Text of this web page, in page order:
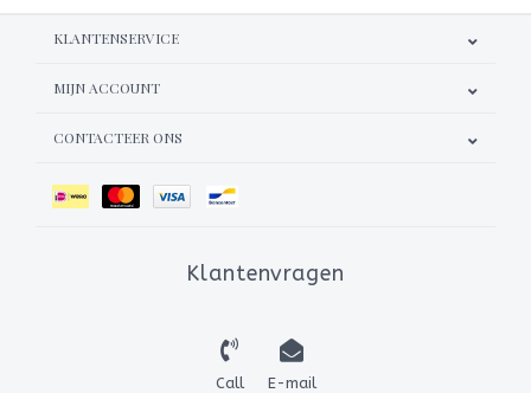
KLANTENSERVICE
MIJN ACCOUNT
CONTACTEER ONS
Klantenvragen
Call E-mail